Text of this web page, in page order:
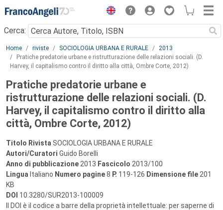
Menu
Cerca:
Main content
Home riviste SOCIOLOGIA URBANA E RURALE
2013
Pratiche predatorie urbane e ristrutturazione delle relazioni sociali. (D.
Harvey, il capitalismo contro il diritto alla città, Ombre Corte, 2012)
Pratiche predatorie urbane e
ristrutturazione delle relazioni sociali. (D.
Harvey, il capitalismo contro il diritto alla
città, Ombre Corte, 2012)
Titolo Rivista SOCIOLOGIA URBANA E RURALE
Autori/Curatori Guido Borelli
Anno di pubblicazione 2013 Fascicolo 2013/100
Lingua Italiano Numero pagine8 P. 119-126 Dimensione file 201
KB
DOI 10.3280/SUR2013-100009
Il DOI è il codice a barre della proprietà intellettuale: per saperne di